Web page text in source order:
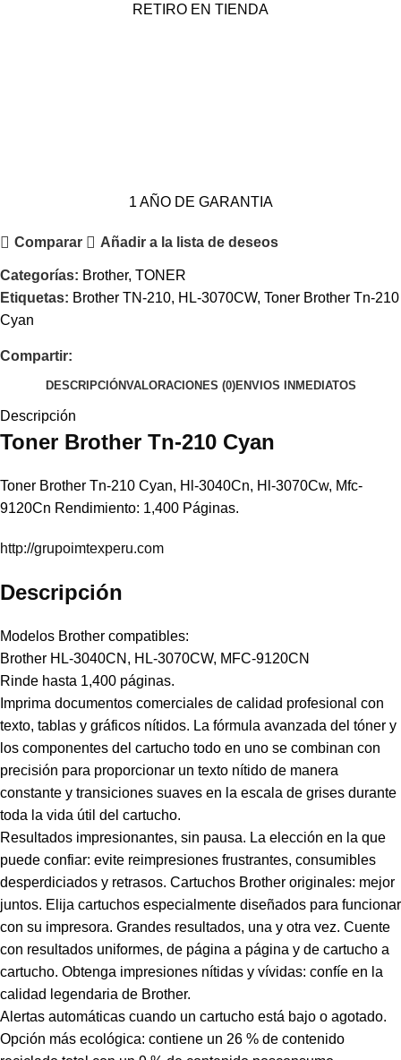
RETIRO EN TIENDA
1 AÑO DE GARANTIA
Comparar Añadir a la lista de deseos
Categorías: Brother, TONER
Etiquetas: Brother TN-210, HL-3070CW, Toner Brother Tn-210
Cyan
Compartir:
DESCRIPCIÓNVALORACIONES (0)ENVIOS INMEDIATOS
Descripción
Toner Brother Tn-210 Cyan
Toner Brother Tn-210 Cyan, Hl-3040Cn, Hl-3070Cw, Mfc-
9120Cn Rendimiento: 1,400 Páginas.
http://grupoimtexperu.com
Descripción
Modelos Brother compatibles:
Brother HL-3040CN, HL-3070CW, MFC-9120CN
Rinde hasta 1,400 páginas.
Imprima documentos comerciales de calidad profesional con
texto, tablas y gráficos nítidos. La fórmula avanzada del tóner y
los componentes del cartucho todo en uno se combinan con
precisión para proporcionar un texto nítido de manera
constante y transiciones suaves en la escala de grises durante
toda la vida útil del cartucho.
Resultados impresionantes, sin pausa. La elección en la que
puede confiar: evite reimpresiones frustrantes, consumibles
desperdiciados y retrasos. Cartuchos Brother originales: mejor
juntos. Elija cartuchos especialmente diseñados para funcionar
con su impresora. Grandes resultados, una y otra vez. Cuente
con resultados uniformes, de página a página y de cartucho a
cartucho. Obtenga impresiones nítidas y vívidas: confíe en la
calidad legendaria de Brother.
Alertas automáticas cuando un cartucho está bajo o agotado.
Opción más ecológica: contiene un 26 % de contenido